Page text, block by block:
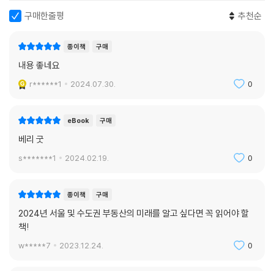
구매한줄평 추천순
종이책 구매
내용 좋네요
r******1 2024.07.30. 0
eBook 구매
베리 굿
s*******1 2024.02.19. 0
종이책 구매
2024년 서울 및 수도권 부동산의 미래를 알고 싶다면 꼭 읽어야 할
책!
w*****7 2023.12.24. 0